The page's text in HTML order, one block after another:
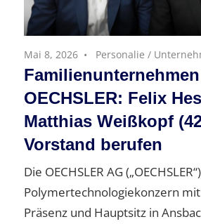
Mai 8, 2026 Personalie /
Familienunternehmen
OECHSLER: Felix
Matthias Weißkopf
Vorstand berufen
Die OECHSLER AG
Polymer­technologiekonzern
Präsenz und Hauptsitz in